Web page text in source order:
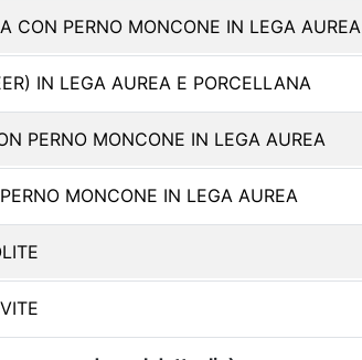
CON PERNO MONCONE IN LEGA AUREA
IN LEGA AUREA E PORCELLANA
PERNO MONCONE IN LEGA AUREA
MONCONE IN LEGA AUREA